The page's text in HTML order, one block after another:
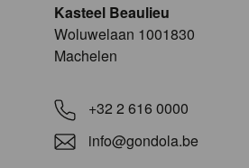
Kasteel Beaulieu
​​​Woluwelaan 1001830
Machelen
+32 2 616 0000
info@gondola.be